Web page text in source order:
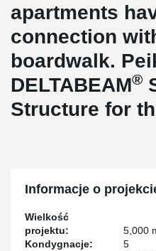
apartments
connection
boardwalk.
DELTABEAM®
Structure for
Informacje o
Wielkość
projektu:
5,000
Kondygnacje:
5